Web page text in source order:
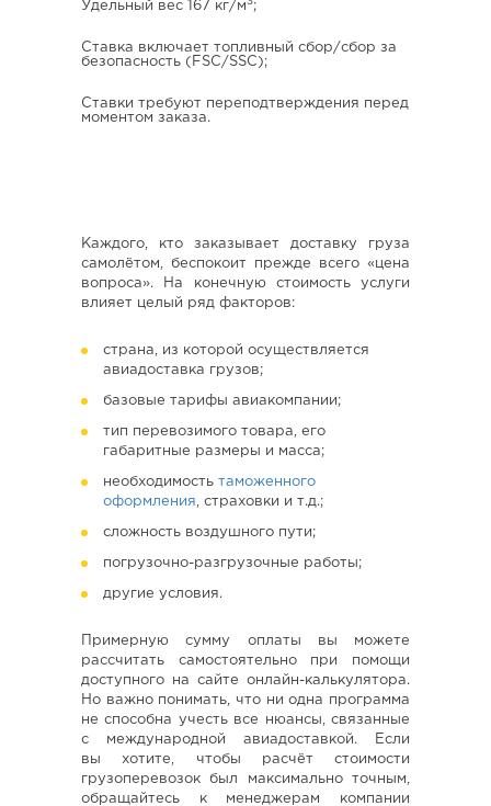
Удельный вес 167 кг/м ;
Ставка включает топливный сбор/сбор за
безопасность (FSC/SSC);
Ставки требуют переподтверждения перед
моментом заказа.
Каждого, кто заказывает доставку груза
самолётом, беспокоит прежде всего «цена
вопроса». На конечную стоимость услуги
влияет целый ряд факторов:
страна, из которой осуществляется
авиадоставка грузов;
базовые тарифы авиакомпании;
тип перевозимого товара, его
габаритные размеры и масса;
необходимость таможенного
оформления , страховки и т.д.;
сложность воздушного пути;
погрузочно-разгрузочные работы;
другие условия.
Примерную сумму оплаты вы можете
рассчитать самостоятельно при помощи
доступного на сайте онлайн-калькулятора.
Но важно понимать, что ни одна программа
не способна учесть все нюансы, связанные
с международной авиадоставкой. Если
вы хотите, чтобы расчёт стоимости
грузоперевозок был максимально точным,
обращайтесь к менеджерам компании